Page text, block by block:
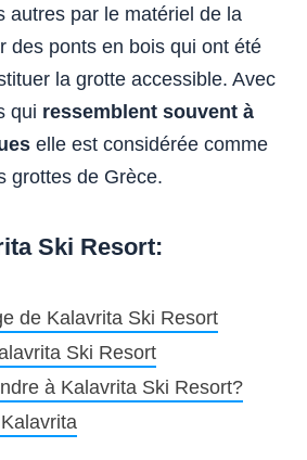
autres par le matériel de la
des ponts en bois qui ont été
la grotte accessible. Avec
qui ressemblent souvent à
elle est considérée comme
grottes de Grèce.
Ski Resort:
de Kalavrita Ski Resort
Ski Resort
à Kalavrita Ski Resort?